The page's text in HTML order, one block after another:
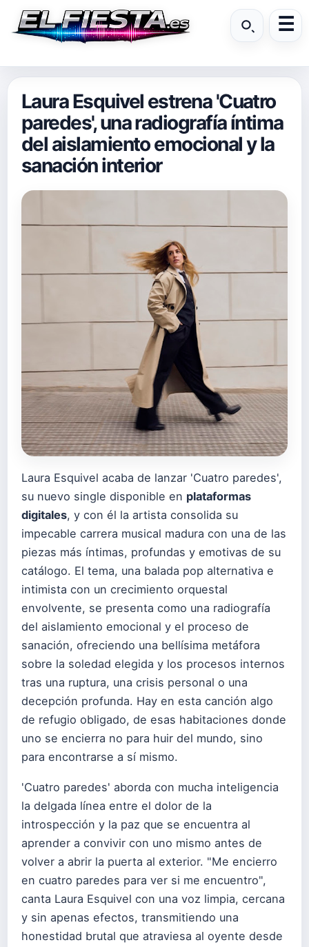
Laura Esquivel estrena 'Cuatro
paredes', una radiografía íntima
del aislamiento emocional y la
sanación interior
Laura Esquivel acaba de lanzar 'Cuatro paredes',
su nuevo single disponible en plataformas
digitales, y con él la artista consolida su
impecable carrera musical madura con una de las
piezas más íntimas, profundas y emotivas de su
catálogo. El tema, una balada pop alternativa e
intimista con un crecimiento orquestal
envolvente, se presenta como una radiografía
del aislamiento emocional y el proceso de
sanación, ofreciendo una bellísima metáfora
sobre la soledad elegida y los procesos internos
tras una ruptura, una crisis personal o una
decepción profunda. Hay en esta canción algo
de refugio obligado, de esas habitaciones donde
uno se encierra no para huir del mundo, sino
para encontrarse a sí mismo.
'Cuatro paredes' aborda con mucha inteligencia
la delgada línea entre el dolor de la
introspección y la paz que se encuentra al
aprender a convivir con uno mismo antes de
volver a abrir la puerta al exterior. "Me encierro
en cuatro paredes para ver si me encuentro",
canta Laura Esquivel con una voz limpia, cercana
y sin apenas efectos, transmitiendo una
honestidad brutal que atraviesa al oyente desde